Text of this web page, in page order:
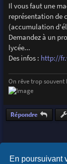
En poursuivant
Il vous faut une
représentation de
(accumulation
Demandez à un
lycée...
Des infos : http://
On rêve trop souvent
Répondre